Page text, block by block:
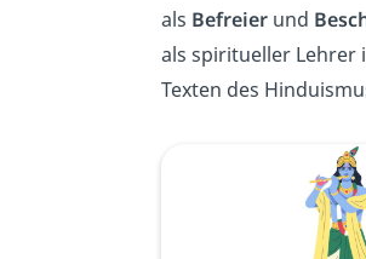
als Befreierund
als spiritueller Lehrer
Texten des